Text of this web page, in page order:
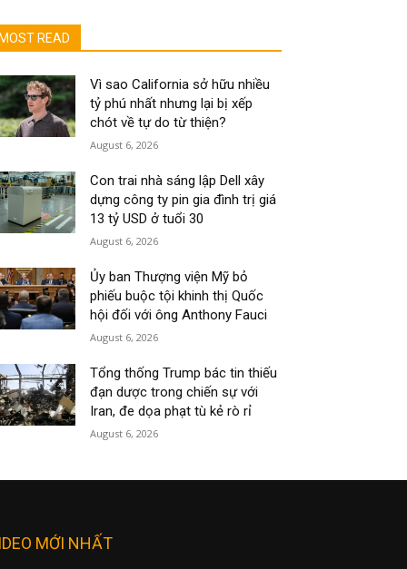
MOST READ
Vì sao California sở hữu nhiều
tỷ phú nhất nhưng lại bị xếp
chót về tự do từ thiện?
August 6, 2026
Con trai nhà sáng lập Dell xây
dựng công ty pin gia đình trị giá
13 tỷ USD ở tuổi 30
August 6, 2026
Ủy ban Thượng viện Mỹ bỏ
phiếu buộc tội khinh thị Quốc
hội đối với ông Anthony Fauci
August 6, 2026
Tổng thống Trump bác tin thiếu
đạn dược trong chiến sự với
Iran, đe dọa phạt tù kẻ rò rỉ
August 6, 2026
MỚI NHẤT